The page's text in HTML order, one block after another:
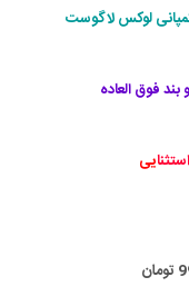
لوکس لاگوست
فوق العاده
یی